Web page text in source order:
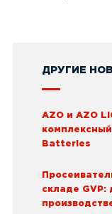
ДРУГИЕ
AZO и AZO
Batteries
складе GVP: